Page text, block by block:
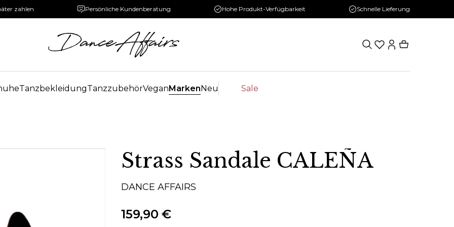
zahlen Persönliche Kundenberatung Hohe Produkt-Verfügbarkeit Schnelle Lieferung
TanzbekleidungTanzzubehörVeganMarkenNeu Sale
Strass Sandale CALEÑA
DANCE AFFAIRS
159,90 €